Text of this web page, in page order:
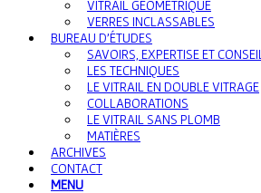
VITRAIL GÉOMÉTRIQUE
VERRES INCLASSABLES
BUREAU D’ÉTUDES
SAVOIRS, EXPERTISE ET CONSEIL
LES TECHNIQUES
LE VITRAIL EN DOUBLE VITRAGE
COLLABORATIONS
LE VITRAIL SANS PLOMB
MATIÈRES
ARCHIVES
CONTACT
MENU